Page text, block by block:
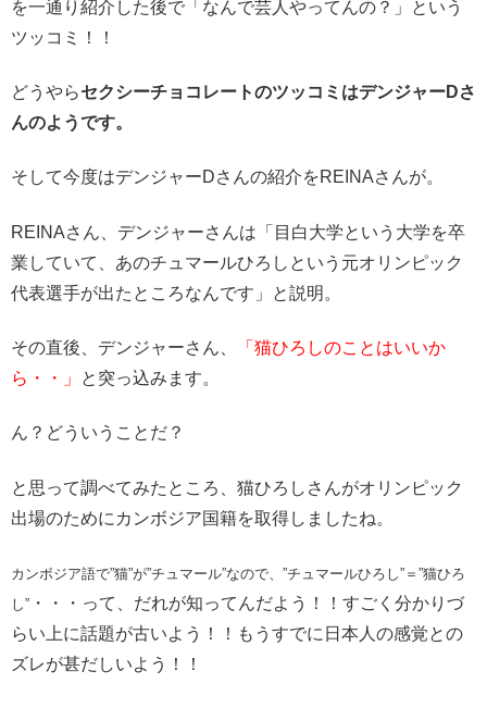
を一通り紹介した後で 「なんで芸人やってんの？」
という
ツッコミ！！
どうやらセクシーチョコレートのツッコミはデンジャーDさ
んのようです。
そして今度はデンジャーDさんの紹介をREINAさんが。
REINAさん、デンジャーさんは 「目白大学という大学を卒
業していて、あのチュマールひろしという元オリンピック
代表選手が出たところなんです」
と説明。
その直後、デンジャーさん、
「猫ひろしのことはいいか
ら・・」
と突っ込みます。
ん？どういうことだ？
と思って調べてみたところ、猫ひろしさんがオリンピック
出場のためにカンボジア国籍を取得しましたね。
カンボジア語で”猫”が”チュマール”なので、”チュマールひろし”＝”猫ひろ
し” ・・・ って、だれが知ってんだよう！！すごく分かりづ
らい上に話題が古いよう！！もうすでに日本人の感覚との
ズレが甚だしいよう！！